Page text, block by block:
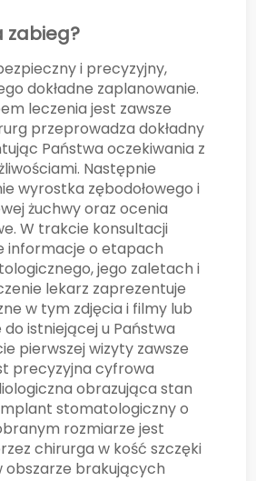
zabieg?
i precyzyjny,
dokładne zaplanowanie.
leczenia jest zawsze
przeprowadza dokładny
Państwa oczekiwania z
Następnie
wyrostka zębodołowego i
żuchwy oraz ocenia
W trakcie konsultacji
informacje o etapach
jego zaletach i
lekarz zaprezentuje
w tym zdjęcia i filmy lub
istniejącej u Państwa
pierwszej wizyty zawsze
precyzyjna cyfrowa
obrazująca stan
stomatologiczny o
rozmiarze jest
chirurga w kość szczęki
obszarze brakujących